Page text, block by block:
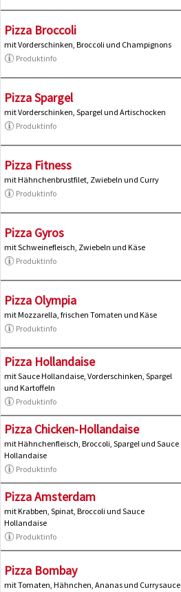
Pizza Broccoli
mit Vorderschinken, Broccoli und Champignons
Produktinfo
Pizza Spargel
mit Vorderschinken, Spargel und Artischocken
Produktinfo
Pizza Fitness
mit Hähnchenbrustfilet, Zwiebeln und Curry
Produktinfo
Pizza Gyros
mit Schweinefleisch, Zwiebeln und Käse
Produktinfo
Pizza Olympia
mit Mozzarella, frischen Tomaten und Käse
Produktinfo
Pizza Hollandaise
mit Sauce Hollandaise, Vorderschinken, Spargel
und Kartoffeln
Produktinfo
Pizza Chicken-Hollandaise
mit Hähnchenfleisch, Broccoli, Spargel und Sauce
Hollandaise
Produktinfo
Pizza Amsterdam
mit Krabben, Spinat, Broccoli und Sauce
Hollandaise
Produktinfo
Pizza Bombay
mit Tomaten, Hähnchen, Ananas und Currysauce